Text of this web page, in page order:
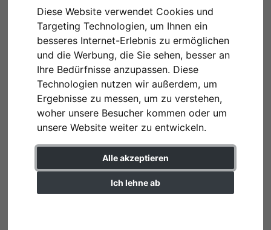
Diese Website verwendet Cookies und
Targeting Technologien, um Ihnen ein
besseres Internet-Erlebnis zu ermöglichen
und die Werbung, die Sie sehen, besser an
Ihre Bedürfnisse anzupassen. Diese
Technologien nutzen wir außerdem, um
Ergebnisse zu messen, um zu verstehen,
woher unsere Besucher kommen oder um
unsere Website weiter zu entwickeln.
Alle akzeptieren
Ich lehne ab
Zurück